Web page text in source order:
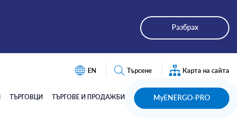
Разбрах
EN Търсене Карта на сайта
ТЪРГОВЦИ ТЪРГОВЕ И ПРОДАЖБИ MyENERGO-PRO